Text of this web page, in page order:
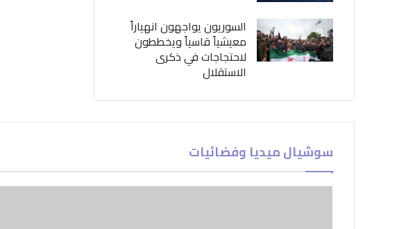
السوريون يواجهون انهياراً
معيشياً قاسياً ويخططون
لاحتجاجات في ذكرى
الاستقلال
سوشيال ميديا وفضائيات